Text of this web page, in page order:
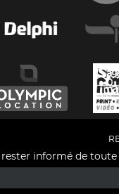
informé de